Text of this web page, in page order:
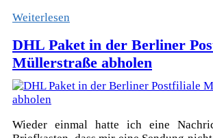
Weiterlesen
DHL Paket in der Berliner
Müllerstraße abholen
Wieder einmal hatte ich eine